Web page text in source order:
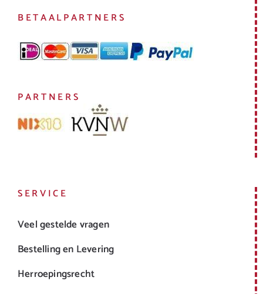
BETAALPARTNERS
PARTNERS
SERVICE
Veel gestelde vragen
Bestelling en Levering
Herroepingsrecht